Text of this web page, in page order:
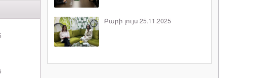
Բարի լույս 25.11.2025